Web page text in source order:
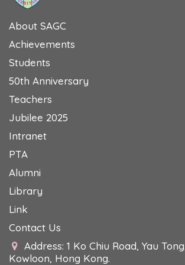
About SAGC
Achievements
Students
50th Anniversary
Teachers
Jubilee 2025
Intranet
PTA
Alumni
Library
Link
Contact Us
Address: 1 Ko Chiu Road, Yau Tong,
Kowloon, Hong Kong.